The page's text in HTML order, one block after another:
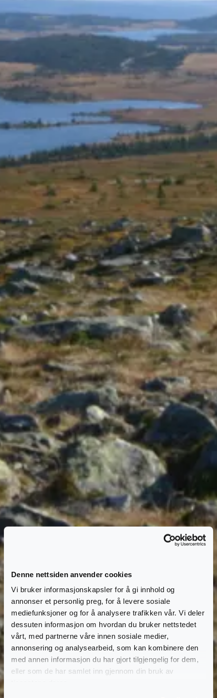
Denne nettsiden anvender cookies
Vi bruker informasjonskapsler for å gi innhold og
annonser et personlig preg, for å levere sosiale
mediefunksjoner og for å analysere trafikken vår. Vi deler
dessuten informasjon om hvordan du bruker nettstedet
vårt, med partnerne våre innen sosiale medier,
annonsering og analysearbeid, som kan kombinere den
med annen informasjon du har gjort tilgjengelig for dem,
eller som de har samlet inn gjennom din bruk av